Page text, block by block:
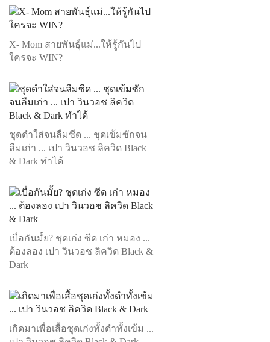
X- Mom สายพันธุ์แม่...ให้รู้กันไป
ใครจะ WIN?
ชุดดำใส่จนลืมซีด ... ชุดเข้มซักจน
ลืมเก่า ... เปา วินวอช ลิควิด Black
& Dark ทำได้
เบื่อกันมั้ย? ชุดเก่ง ซีด เก่า หมอง ...
ต้องลอง เปา วินวอช ลิควิด Black &
Dark
เกิดมาเพื่อเสื้อชุดเก่งทั้งดำทั้งเข้ม ...